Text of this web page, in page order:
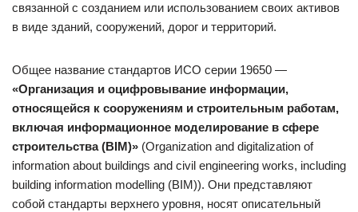
связанной с созданием или использованием своих активов
в виде зданий, сооружений, дорог и территорий.
Общее название стандартов ИСО серии 19650 —
«Организация и оцифровывание информации,
относящейся к сооружениям и строительным работам,
включая информационное моделирование в сфере
строительства (BIM)» (Organization and digitalization of
information about buildings and civil engineering works, including
building information modelling (BIM)). Они представляют
собой стандарты верхнего уровня, носят описательный